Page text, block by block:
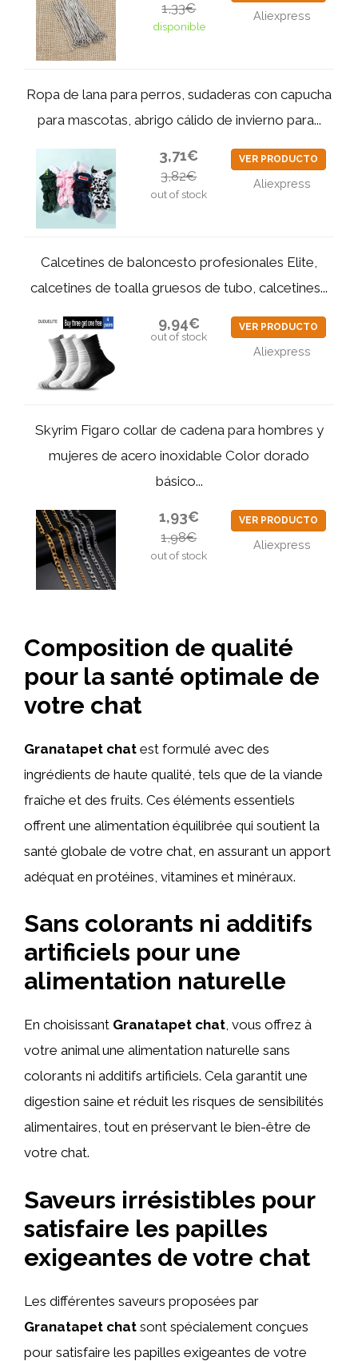
1,33€
disponible
Aliexpress
Ropa de lana para perros, sudaderas con capucha
para mascotas, abrigo cálido de invierno para...
3,71€
3,82€
out of stock
VER PRODUCTO
Aliexpress
Calcetines de baloncesto profesionales Elite,
calcetines de toalla gruesos de tubo, calcetines...
9,94€
out of stock
VER PRODUCTO
Aliexpress
Skyrim Figaro collar de cadena para hombres y
mujeres de acero inoxidable Color dorado
básico...
1,93€
1,98€
out of stock
VER PRODUCTO
Aliexpress
Composition de qualité
pour la santé optimale de
votre chat
Granatapet chat est formulé avec des
ingrédients de haute qualité, tels que de la viande
fraîche et des fruits. Ces éléments essentiels
offrent une alimentation équilibrée qui soutient la
santé globale de votre chat, en assurant un apport
adéquat en protéines, vitamines et minéraux.
Sans colorants ni additifs
artificiels pour une
alimentation naturelle
En choisissant Granatapet chat, vous offrez à
votre animal une alimentation naturelle sans
colorants ni additifs artificiels. Cela garantit une
digestion saine et réduit les risques de sensibilités
alimentaires, tout en préservant le bien-être de
votre chat.
Saveurs irrésistibles pour
satisfaire les papilles
exigeantes de votre chat
Les différentes saveurs proposées par
Granatapet chat sont spécialement conçues
pour satisfaire les papilles exigeantes de votre